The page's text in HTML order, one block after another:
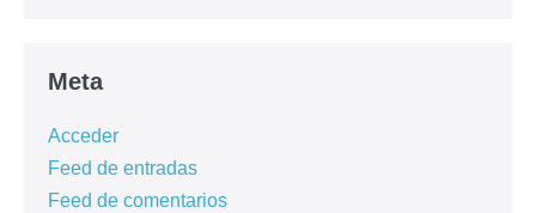
Meta
Acceder
Feed de entradas
Feed de comentarios